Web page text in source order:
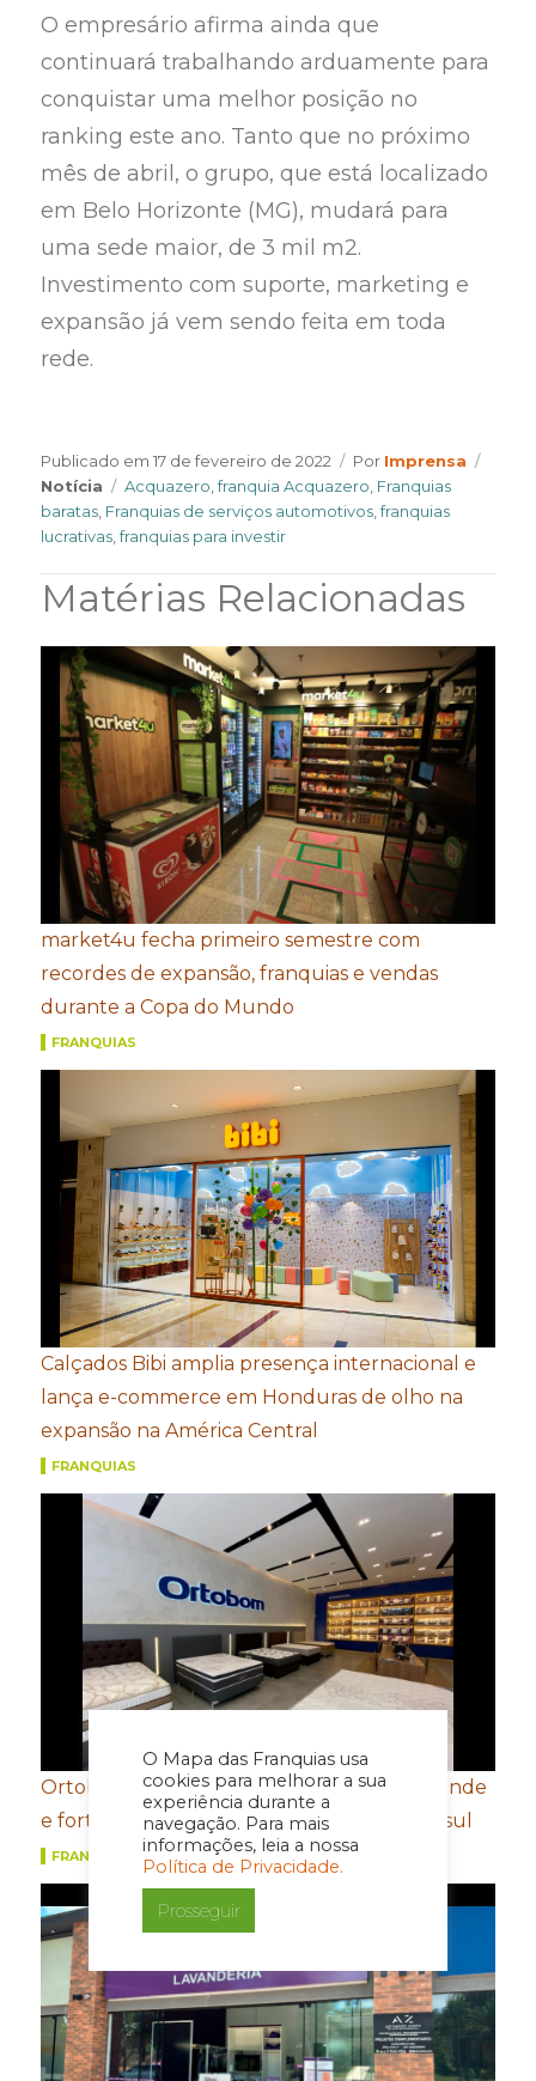
O Mapa das Franquias usa
cookies para melhorar a sua
experiência durante a
navegação. Para mais
informações, leia a nossa
Política de Privacidade.
Prosseguir
O empresário afirma ainda que
continuará trabalhando arduamente para
conquistar uma melhor posição no
ranking este ano. Tanto que no próximo
mês de abril, o grupo, que está localizado
em Belo Horizonte (MG), mudará para
uma sede maior, de 3 mil m2.
Investimento com suporte, marketing e
expansão já vem sendo feita em toda
rede.
Publicado em17 de fevereiro de 2022 Por Author
Imprensa
Notícia
Tags
Acquazero,franquia Acquazero, Franquias
baratas, Franquias de serviços automotivos,franquias
lucrativas,franquias para investir
Matérias Relacionadas
market4u fecha primeiro semestre com
recordes de expansão, franquias e vendas
durante a Copa do Mundo
FRANQUIAS
Calçados Bibi amplia presença internacional e
lança e-commerce em Honduras de olho na
expansão na América Central
FRANQUIAS
Ortobom aposta em novo conceito de estande
e fortalecimento de portfólio para a Movelsul
FRANQUIAS